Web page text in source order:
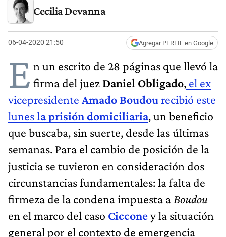
Cecilia Devanna
06-04-2020 21:50 Agregar PERFIL en Google
E n un escrito de 28 páginas que llevó la
firma del juez Daniel Obligado, el ex
vicepresidente Amado Boudourecibió este
lunesla prisión domiciliaria, un beneficio
que buscaba, sin suerte, desde las últimas
semanas. Para el cambio de posición de la
justicia se tuvieron en consideración dos
circunstancias fundamentales: la falta de
firmeza de la condena impuesta a Boudou
en el marco del caso Cicconey la situación
general por el contexto de emergencia